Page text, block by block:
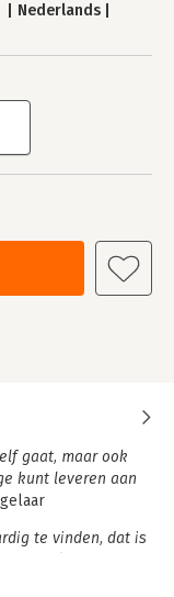
Nederlands
gaat, maar ook
kunt leveren aan
te vinden, dat is